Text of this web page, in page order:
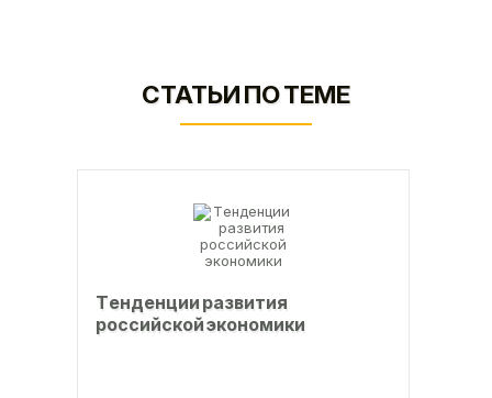
СТАТЬИ ПО ТЕМЕ
Тeндeнции paзвития
poccийcкoй экoнoмики